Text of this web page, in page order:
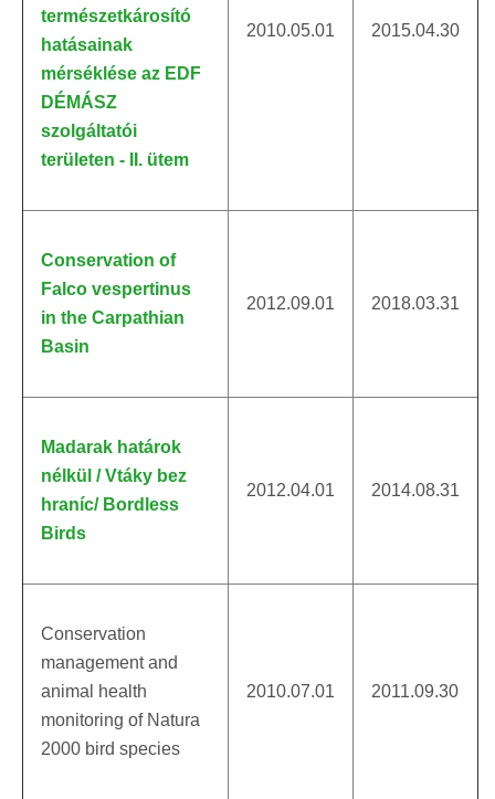
természetkárosító
hatásainak
mérséklése az EDF
DÉMÁSZ
szolgáltatói
területen - II. ütem
2010.05.01 2015.04.30
Conservation of
Falco vespertinus
in the Carpathian
Basin
2012.09.01 2018.03.31
Madarak határok
nélkül / Vtáky bez
hraníc/ Bordless
Birds
2012.04.01 2014.08.31
Conservation
management and
animal health
monitoring of Natura
2000 bird species
2010.07.01 2011.09.30